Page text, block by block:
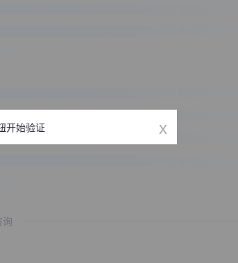
开始验证 x